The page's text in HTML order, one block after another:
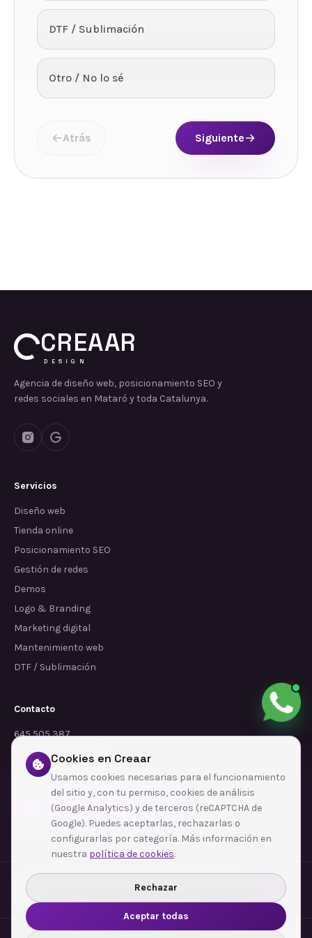
DTF / Sublimación
Otro / No lo sé
Atrás Siguiente
CREAAR
DESIGN
Agencia de diseño web, posicionamiento SEO y
redes sociales en Mataró y toda Catalunya.
Servicios
Diseño web
Tienda online
Posicionamiento SEO
Gestión de redes
Demos
Logo & Branding
Marketing digital
Mantenimiento web
DTF / Sublimación
Contacto
645 505 387
info@dependalium.com
Mataró( Barcelona)
Déjanos tu reseña en Google
Zonas de cobertura Terrassa·Sabadell
Sant Cugat del Vallès
Cookies en Creaar
Usamos cookies necesarias para el funcionamiento
del sitio y, con tu permiso, cookies de análisis
(Google Analytics) y de terceros (reCAPTCHA de
Google). Puedes aceptarlas, rechazarlas o
configurarlas por categoría. Más información en
nuestra política de cookies.
Rechazar
Aceptar todas